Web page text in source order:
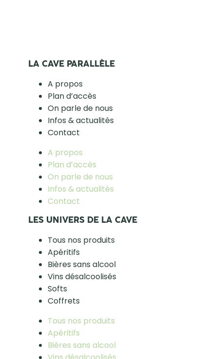
LA CAVE PARALLÈLE
A propos
Plan d’accès
On parle de nous
Infos & actualités
Contact
A propos
Plan d’accès
On parle de nous
Infos & actualités
Contact
LES UNIVERS DE LA CAVE
Tous nos produits
Apéritifs
Bières sans alcool
Vins désalcoolisés
Softs
Coffrets
Tous nos produits
Apéritifs
Bières sans alcool